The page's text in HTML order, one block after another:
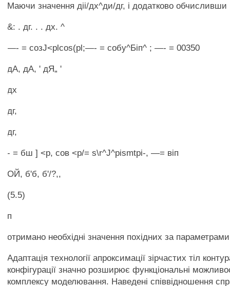
Маючи значення діі/дх^ди/дг, і додатково
&: . дг. . . дх. ^
—- = созJ<plcos(pl;—- = собу^Біп^ ; —- = 00350
дА, дА, ' дЯ„ '
дх
дг,
дг,
- = бш ] <р, сов <р/= s\r^J^pismtpi-, —= віп
ОЙ, б'б, б'/?,,
(5.5)
п
отримано необхідні значення похідних за параметрами
Адаптація технології апроксимації зірчастих тіл
конфігурації значно розширює функціональні
комплексу моделювання. Наведені співвідношення